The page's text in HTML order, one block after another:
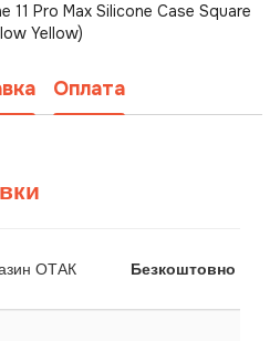
11 Pro Max Silicone Case Square
Yellow)
Оплата
ОТАК Безкоштовно